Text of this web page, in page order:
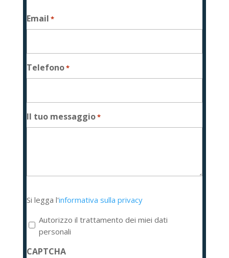
Email *
Telefono*
Il tuo messaggio*
legga
l'informativa
sulla
privacy
*
Si legga l'informativa sulla privacy
Autorizzo il trattamento dei miei dati
personali
CAPTCHA